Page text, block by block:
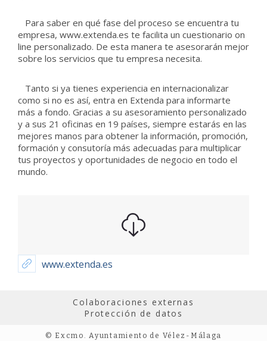
Para saber en qué fase del proceso se encuentra tu
empresa, www.extenda.es te facilita un cuestionario on
line personalizado. De esta manera te asesorarán mejor
sobre los servicios que tu empresa necesita.
Tanto si ya tienes experiencia en internacionalizar
como si no es así, entra en Extenda para informarte
más a fondo. Gracias a su asesoramiento personalizado
y a sus 21 oficinas en 19 países, siempre estarás en las
mejores manos para obtener la información, promoción,
formación y consutoría más adecuadas para multiplicar
tus proyectos y oportunidades de negocio en todo el
mundo.
www.extenda.es
Colaboraciones externas
Protección de datos
© Excmo. Ayuntamiento de Vélez-Málaga